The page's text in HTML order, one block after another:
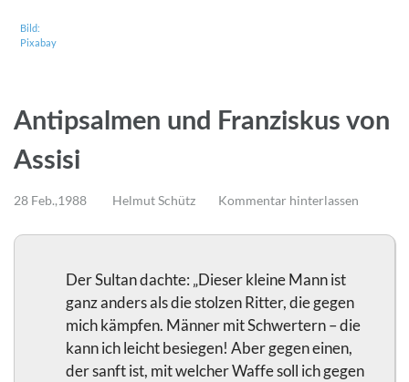
Bild:
Pixabay
Antipsalmen und Franziskus von
Assisi
28 Feb.,1988 Helmut Schütz Kommentar hinterlassen
Der Sultan dachte: „Dieser kleine Mann ist
ganz anders als die stolzen Ritter, die gegen
mich kämpfen. Männer mit Schwertern – die
kann ich leicht besiegen! Aber gegen einen,
der sanft ist, mit welcher Waffe soll ich gegen